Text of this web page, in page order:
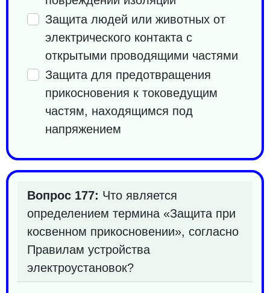
Защита людей или животных от
электрического контакта с
открытыми проводящими частями
Защита для предотвращения
прикосновения к токоведущим
частям, находящимся под
напряжением
Вопрос 177: Что является
определением термина «Защита при
косвенном прикосновении», согласно
Правилам устройства
электроустановок?